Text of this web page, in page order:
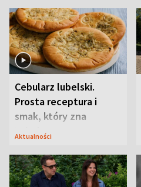
Cebularz lubelski.
Prosta receptura i
smak, który zna
Lubelszczyzna
Aktualności